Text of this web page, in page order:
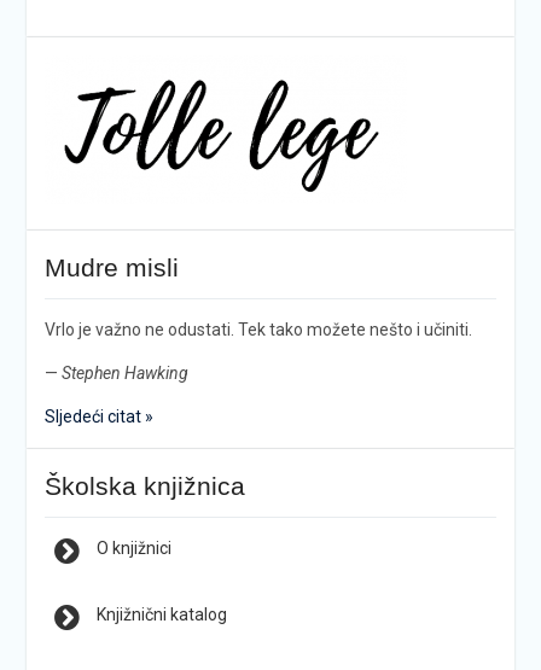
Mudre misli
Vrlo je važno ne odustati. Tek tako možete nešto i učiniti.
— Stephen Hawking
Sljedeći citat »
Školska knjižnica
O knjižnici
Knjižnični katalog